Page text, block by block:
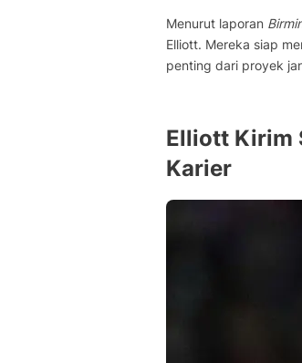
Menurut laporan
Elliott. Mereka siap
penting dari proyek
Elliott Kirim
Karier